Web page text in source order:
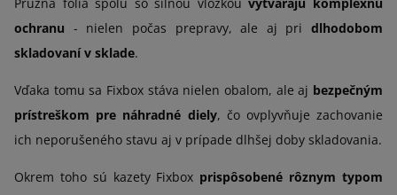
ochranu - nielen počas prepravy, ale aj pri dlhodobom
skladovaní v sklade.
Vďaka tomu sa Fixbox stáva nielen obalom, ale aj bezpečným
prístreškom pre náhradné diely, čo ovplyvňuje zachovanie
ich neporušeného stavu aj v prípade dlhšej doby skladovania.
Okrem toho sú kazety Fixbox prispôsobené rôznym typom